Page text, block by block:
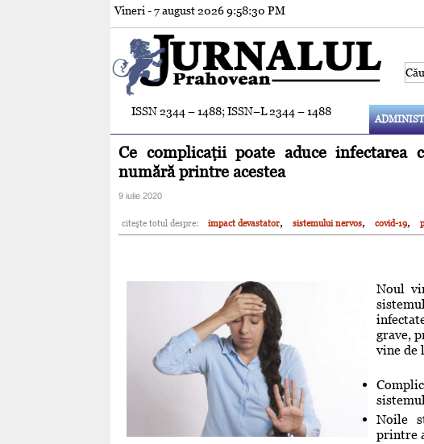
Vineri - 7 august 20269:58:32 PM
ISSN 2344 – 1488; ISSN–L 2344 – 1488
Ce complicaţii poate aduce infectarea
numără printre acestea
9 iulie 2020
citeşte totul despre: impact devastator, sistemului nervos, covid-19,
Noul
grave,
vine de
Noile
printre